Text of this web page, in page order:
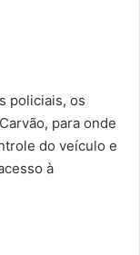
policiais, os
para onde
do veículo e
à